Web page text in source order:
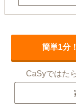
簡単1分
CaSyではた